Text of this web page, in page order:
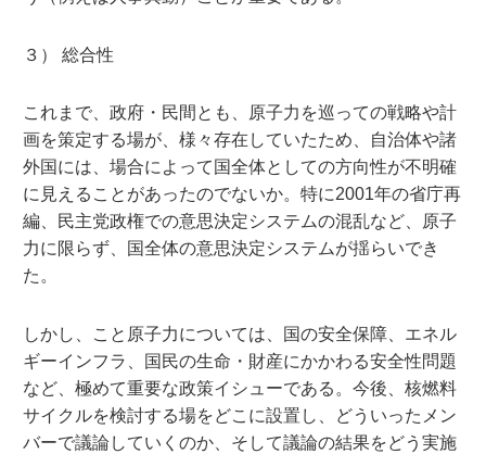
３） 総合性
これまで、政府・民間とも、原子力を巡っての戦略や計
画を策定する場が、様々存在していたため、自治体や諸
外国には、場合によって国全体としての方向性が不明確
に見えることがあったのでないか。特に2001年の省庁再
編、民主党政権での意思決定システムの混乱など、原子
力に限らず、国全体の意思決定システムが揺らいでき
た。
しかし、こと原子力については、国の安全保障、エネル
ギーインフラ、国民の生命・財産にかかわる安全性問題
など、極めて重要な政策イシューである。今後、核燃料
サイクルを検討する場をどこに設置し、どういったメン
バーで議論していくのか、そして議論の結果をどう実施